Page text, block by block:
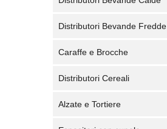
Distributori Bevande Fredde
Caraffe e Brocche
Distributori Cereali
Alzate e Tortiere